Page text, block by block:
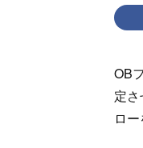
OB
定
ロ